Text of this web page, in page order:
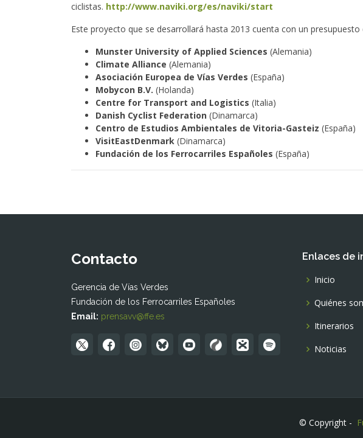
ciclistas. http://www.naviki.org/es/naviki/start
Este proyecto que se desarrollará hasta 2013 cuenta con un
Munster University of Applied Sciences (Alemania)
Climate Alliance (Alemania)
Asociación Europea de Vías Verdes (España)
Mobycon B.V. (Holanda)
Centre for Transport and Logistics (Italia)
Danish Cyclist Federation (Dinamarca)
Centro de Estudios Ambientales de Vitoria-Gasteiz (España)
VisitEastDenmark (Dinamarca)
Fundación de los Ferrocarriles Españoles (España)
Contacto
Gerencia de Vías Verdes
Fundación de los Ferrocarriles Españoles
Email: prensavv@ffe.es
Enlaces de
Inicio
Quiénes
Itinerarios
Noticias
© Copyright -